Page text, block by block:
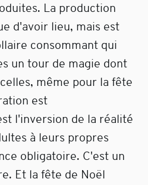
La production
d'avoir lieu, mais est
consommant qui
un tour de magie dont
même pour la fête
est
l'inversion de la réalité
à leurs propres
obligatoire. C'est un
Et la fête de Noël